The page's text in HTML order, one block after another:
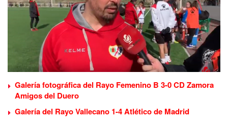
Galería fotográfica del Rayo Femenino B 3-0 CD Zamora
Amigos del Duero
Galería del Rayo Vallecano 1-4 Atlético de Madrid